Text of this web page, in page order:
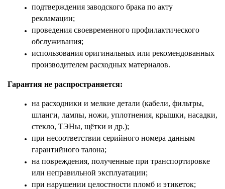
подтверждения заводского брака по акту
рекламации;
проведения своевременного профилактического
обслуживания;
использования оригинальных или рекомендованных
производителем расходных материалов.
Гарантия не распространяется:
на расходники и мелкие детали (кабели, фильтры,
шланги, лампы, ножи, уплотнения, крышки, насадки,
стекло, ТЭНы, щётки и др.);
при несоответствии серийного номера данным
гарантийного талона;
на повреждения, полученные при транспортировке
или неправильной эксплуатации;
при нарушении целостности пломб и этикеток;